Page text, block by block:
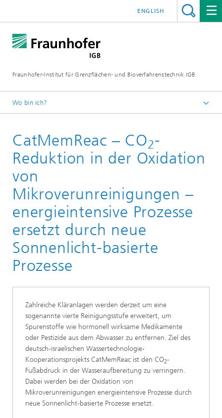
Fraunhofer-Institut für Grenzflächen- und Bioverfahrenstechnik IGB
ENGLISH
Wo bin ich?
Projekte
CatMemReac – CO2-
Reduktion in der Oxidation
von
Mikroverunreinigungen –
energieintensive Prozesse
ersetzt durch neue
Sonnenlicht-basierte
Prozesse
Zahlreiche Kläranlagen werden derzeit um eine
sogenannte vierte Reinigungsstufe erweitert, um
Spurenstoffe wie hormonell wirksame Medikamente
oder Pestizide aus dem Abwasser zu entfernen. Ziel des
deutsch-israelischen Wassertechnologie-
Kooperationsprojekts CatMemReac ist den CO2-
Fußabdruck in der Wasseraufbereitung zu verringern.
Dabei werden bei der Oxidation von
Mikroverunreinigungen energieintensive Prozesse durch
neue Sonnenlicht-basierte Prozesse ersetzt.